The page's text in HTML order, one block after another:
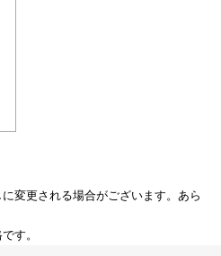
変更される場合がございます。あら
す。